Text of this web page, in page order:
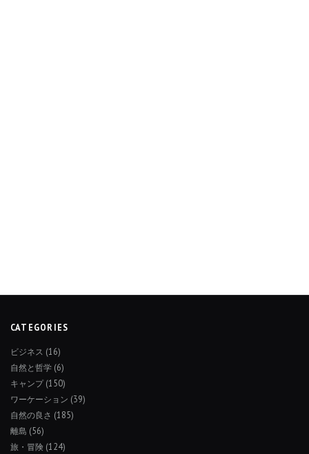
CATEGORIES
ビジネス (16)
自然と哲学 (6)
キャンプ(150)
ワーケーション (39)
自然の良さ (185)
離島 (56)
旅・冒険 (124)